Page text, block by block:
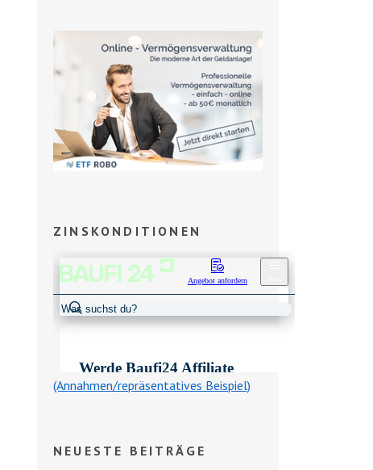
ZINSKONDITIONEN
(Annahmen/repräsentatives Beispiel)
NEUESTE BEITRÄGE